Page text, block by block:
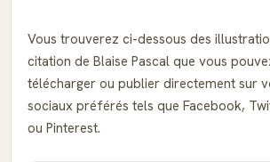
Vous trouverez ci-dessous des
citation de Blaise Pascal que vous
télécharger ou publier directement sur
sociaux préférés tels que Facebook,
ou Pinterest.